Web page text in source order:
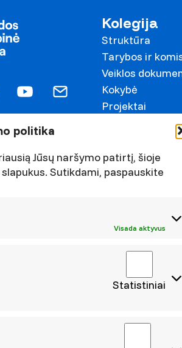
politika
Jūsų naršymo patirtį, šioje
Sutikdami, paspauskite
Visada aktyvus
Statistiniai
Kolegija
Struktūra
Tarybos ir
Veiklos
Kokybė
Projektai
Darnaus
Naujienos
Renginiai
Asmens
Korupcijos
Atestavimas ir
Mokslas
Taikomoji
Leidiniai